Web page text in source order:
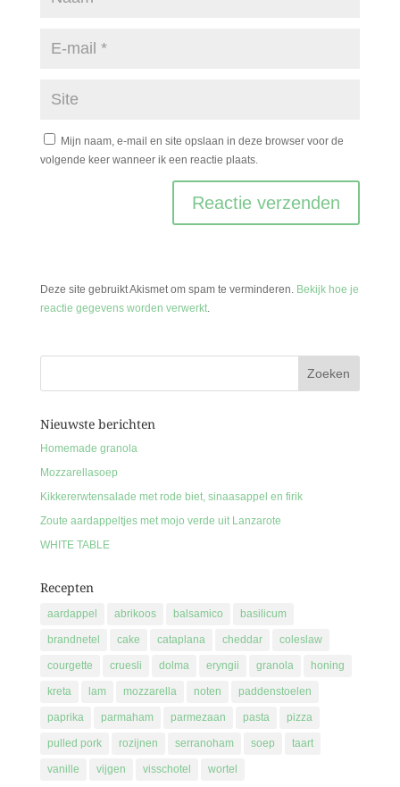
Mijn naam, e-mail en site opslaan in deze browser voor de
volgende keer wanneer ik een reactie plaats.
Deze site gebruikt Akismet om spam te verminderen. Bekijk hoe je
reactie gegevens worden verwerkt.
Nieuwste berichten
Homemade granola
Mozzarellasoep
Kikkererwtensalade met rode biet, sinaasappel en firik
Zoute aardappeltjes met mojo verde uit Lanzarote
WHITE TABLE
Recepten
aardappel abrikoos balsamico basilicum
brandnetel cake cataplana cheddar coleslaw
courgette cruesli dolma eryngii granola honing
kreta lam mozzarella noten paddenstoelen
paprika parmaham parmezaan pasta pizza
pulled pork rozijnen serranoham soep taart
vanille vijgen visschotel wortel